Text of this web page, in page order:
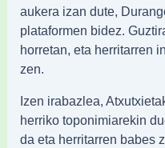
aukera izan dute,
plataformen bidez.
horretan, eta herritarren
zen.
Izen irabazlea,
herriko toponimiarekin
da eta herritarren babes